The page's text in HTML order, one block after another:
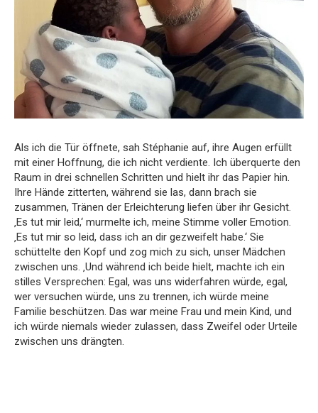
Als ich die Tür öffnete, sah Stéphanie auf, ihre Augen erfüllt
mit einer Hoffnung, die ich nicht verdiente. Ich überquerte den
Raum in drei schnellen Schritten und hielt ihr das Papier hin.
Ihre Hände zitterten, während sie las, dann brach sie
zusammen, Tränen der Erleichterung liefen über ihr Gesicht.
‚Es tut mir leid,‘ murmelte ich, meine Stimme voller Emotion.
‚Es tut mir so leid, dass ich an dir gezweifelt habe.‘ Sie
schüttelte den Kopf und zog mich zu sich, unser Mädchen
zwischen uns. ‚Und während ich beide hielt, machte ich ein
stilles Versprechen: Egal, was uns widerfahren würde, egal,
wer versuchen würde, uns zu trennen, ich würde meine
Familie beschützen. Das war meine Frau und mein Kind, und
ich würde niemals wieder zulassen, dass Zweifel oder Urteile
zwischen uns drängten.